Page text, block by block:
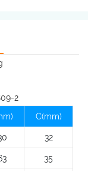
C(mm)
32
35